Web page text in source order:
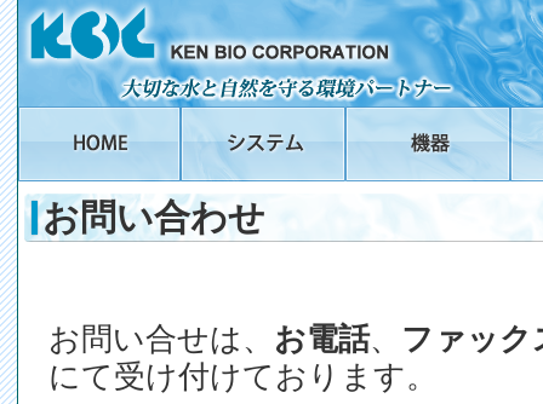
お問い合わせ
お問い合せは、 お電話、 ファック
にて受け付けております。